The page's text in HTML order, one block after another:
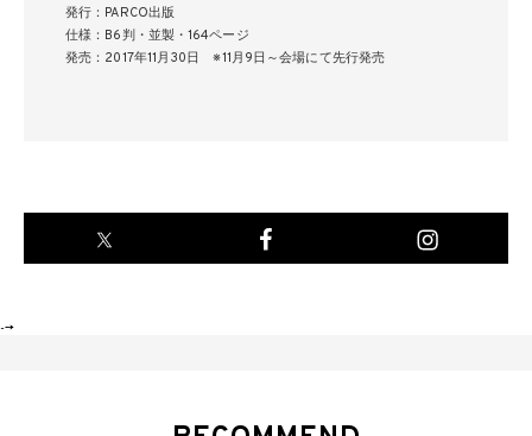
発行：PARCO出版
仕様：B6判・並製・164ページ
発売：2017年11月30日 ※11月9日～会場にて先行発売
-->